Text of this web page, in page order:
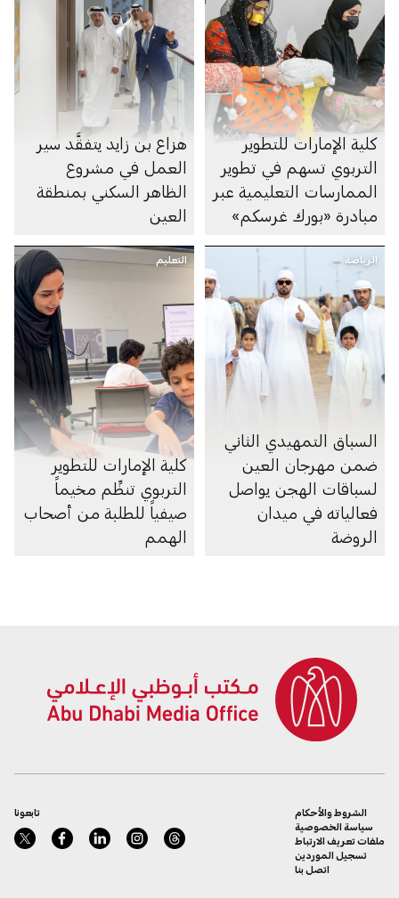
كلية الإمارات للتطوير
التربوي تسهم في تطوير
الممارسات التعليمية عبر
مبادرة «بورك غرسكم»
هزاع بن زايد يتفقَّد سير
العمل في مشروع
الظاهر السكني بمنطقة
العين
الرياضة
السباق التمهيدي الثاني
ضمن مهرجان العين
لسباقات الهجن يواصل
فعالياته في ميدان
الروضة
التعليم
كلية الإمارات للتطوير
التربوي تنظِّم مخيماً
صيفياً للطلبة من أصحاب
الهمم
تابعونا
الشروط والأحكام
سياسة الخصوصية
ملفات تعريف الارتباط
تسجيل الموردين
اتصل بنا